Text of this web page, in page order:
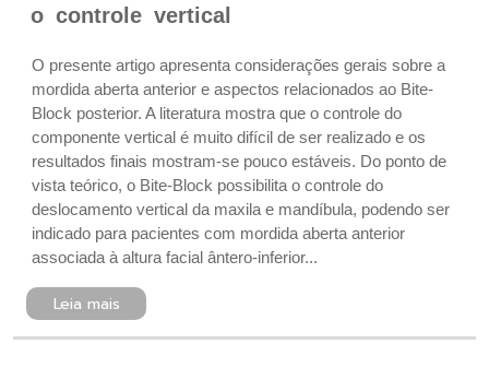
o controle vertical
O presente artigo apresenta considerações gerais sobre a
mordida aberta anterior e aspectos relacionados ao Bite-
Block posterior. A literatura mostra que o controle do
componente vertical é muito difícil de ser realizado e os
resultados finais mostram-se pouco estáveis. Do ponto de
vista teórico, o Bite-Block possibilita o controle do
deslocamento vertical da maxila e mandíbula, podendo ser
indicado para pacientes com mordida aberta anterior
associada à altura facial ântero-inferior...
Leia mais